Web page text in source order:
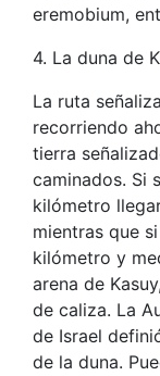
eremobium,
4. La duna de
La ruta
recorriendo
tierra
caminados. Si
kilómetro
mientras que
kilómetro y
arena de
de caliza. La
de Israel
de la duna.